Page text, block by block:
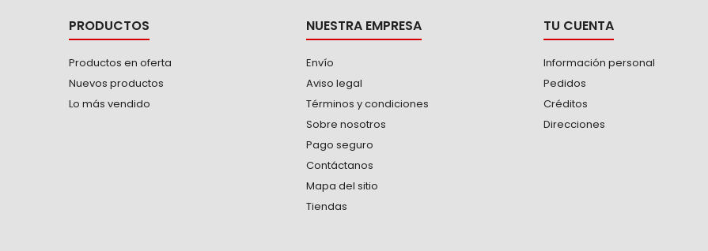
PRODUCTOS
Productos en oferta
Nuevos productos
Lo más vendido
NUESTRA EMPRESA
Envío
Aviso legal
Términos y condiciones
Sobre nosotros
Pago seguro
Contáctanos
Mapa del sitio
Tiendas
TU CUENTA
Información personal
Pedidos
Créditos
Direcciones